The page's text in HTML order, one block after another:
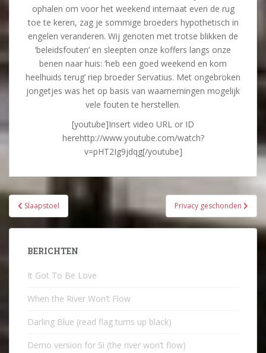
ophalen om voor het weekend internaat even de rug
toe te keren, zag je sommige broeders hypothetisch in
engelen veranderen. Wij genoten met trotse blikken de
‘beleidsfouten’ en sleepten onze koffers langs onze
benen naar huis: ‘heb een goed weekend en kom
heelhuids terug’ riep broeder Servatius. Met ongebroken
jongetjes was het op basis van waarnemingen mogelijk
vele fouten te herstellen.
[youtube]Insert video URL or ID
herehttp://www.youtube.com/watch?
v=pHT2Ig9jdqg[/youtube]
Bericht
navigatie
Slaapstoel Privacy geschonden
BERICHTEN
It Got To Be Love
When the River Won’t Flow
Darling Blue (read flag turns up black)
Demo version for Si (the river won’t flow)